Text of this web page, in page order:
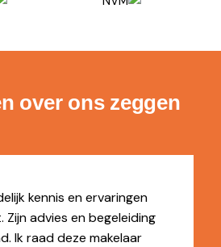
over ons zeggen
kennis en ervaringen
Zijn advies en begeleiding
Ik raad deze makelaar